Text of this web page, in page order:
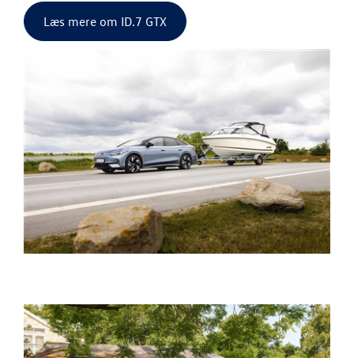
Læs mere om ID.7 GTX